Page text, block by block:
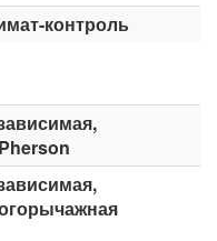
контроль